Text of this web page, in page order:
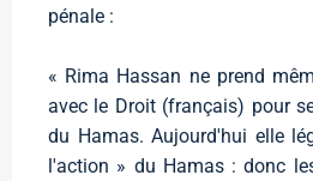
pénale :
« Rima Hassan ne prend
avec le Droit (français) pour
du Hamas. Aujourd'hui elle
l'action » du Hamas : donc